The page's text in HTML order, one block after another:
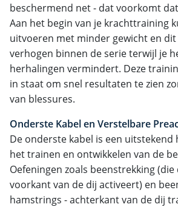
beschermend net - dat voorkomt
Aan het begin van je krachttraining
uitvoeren met minder gewicht en
verhogen binnen de serie terwijl je
herhalingen vermindert. Deze
in staat om snel resultaten te zien
van blessures.
Onderste Kabel en Verstelbare
De onderste kabel is een
het trainen en ontwikkelen van de
Oefeningen zoals beenstrekking
voorkant van de dij activeert) en
hamstrings - achterkant van de dij